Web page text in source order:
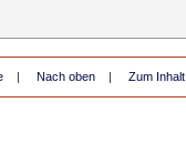
| Nach oben | Zum Inhalt